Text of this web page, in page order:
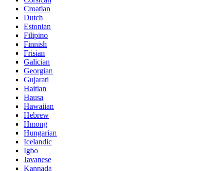
Croatian
Dutch
Estonian
Filipino
Finnish
Frisian
Galician
Georgian
Gujarati
Haitian
Hausa
Hawaiian
Hebrew
Hmong
Hungarian
Icelandic
Igbo
Javanese
Kannada